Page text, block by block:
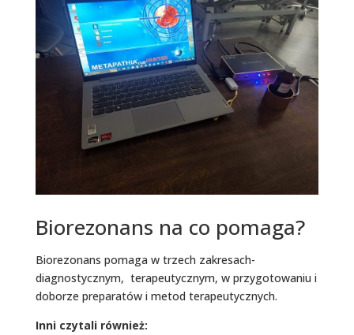
Biorezonans na co pomaga?
Biorezonans pomaga w trzech zakresach-
diagnostycznym, terapeutycznym, w przygotowaniu i
doborze preparatów i metod terapeutycznych.
Inni czytali również: